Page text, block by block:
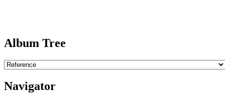
Album Tree
Navigator